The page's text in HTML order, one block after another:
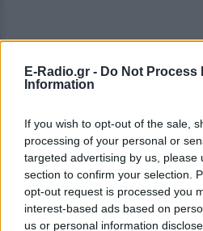
E-Radio.gr - Do Not Process
Information
If you wish to opt-out of the sale,
processing of your personal or
targeted advertising by us, please
section to confirm your selection.
opt-out request is processed you
interest-based ads based on
us or personal information